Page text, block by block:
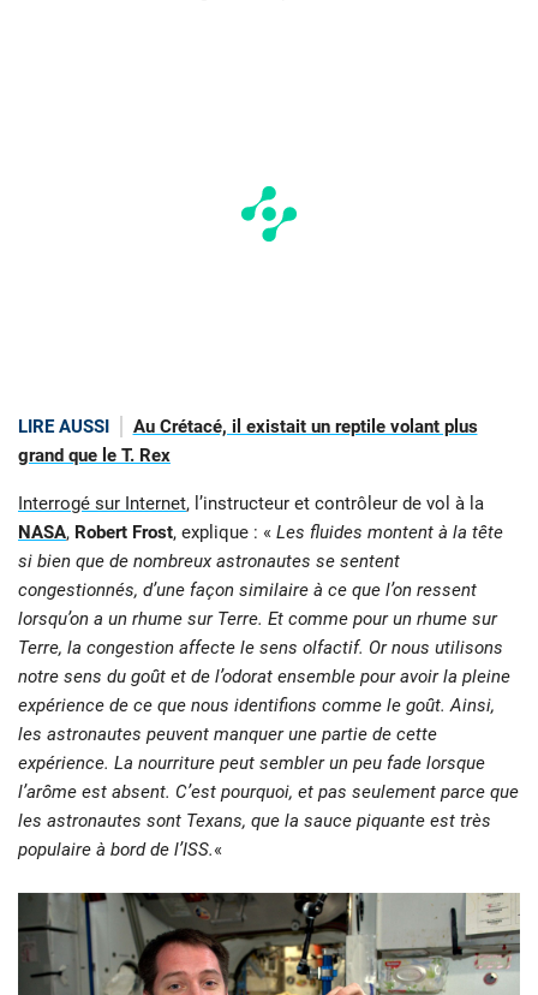
LIRE AUSSI
Au Crétacé, il existait un reptile volant plus
grand que le T. Rex
Interrogé sur Internet, l’instructeur et contrôleur de vol à la
NASA, Robert Frost, explique : « Les fluides montent à la tête
si bien que de nombreux astronautes se sentent
congestionnés, d’une façon similaire à ce que l’on ressent
lorsqu’on a un rhume sur Terre. Et comme pour un rhume sur
Terre, la congestion affecte le sens olfactif. Or nous utilisons
notre sens du goût et de l’odorat ensemble pour avoir la pleine
expérience de ce que nous identifions comme le goût. Ainsi,
les astronautes peuvent manquer une partie de cette
expérience. La nourriture peut sembler un peu fade lorsque
l’arôme est absent. C’est pourquoi, et pas seulement parce que
les astronautes sont Texans, que la sauce piquante est très
populaire à bord de l’ISS.«